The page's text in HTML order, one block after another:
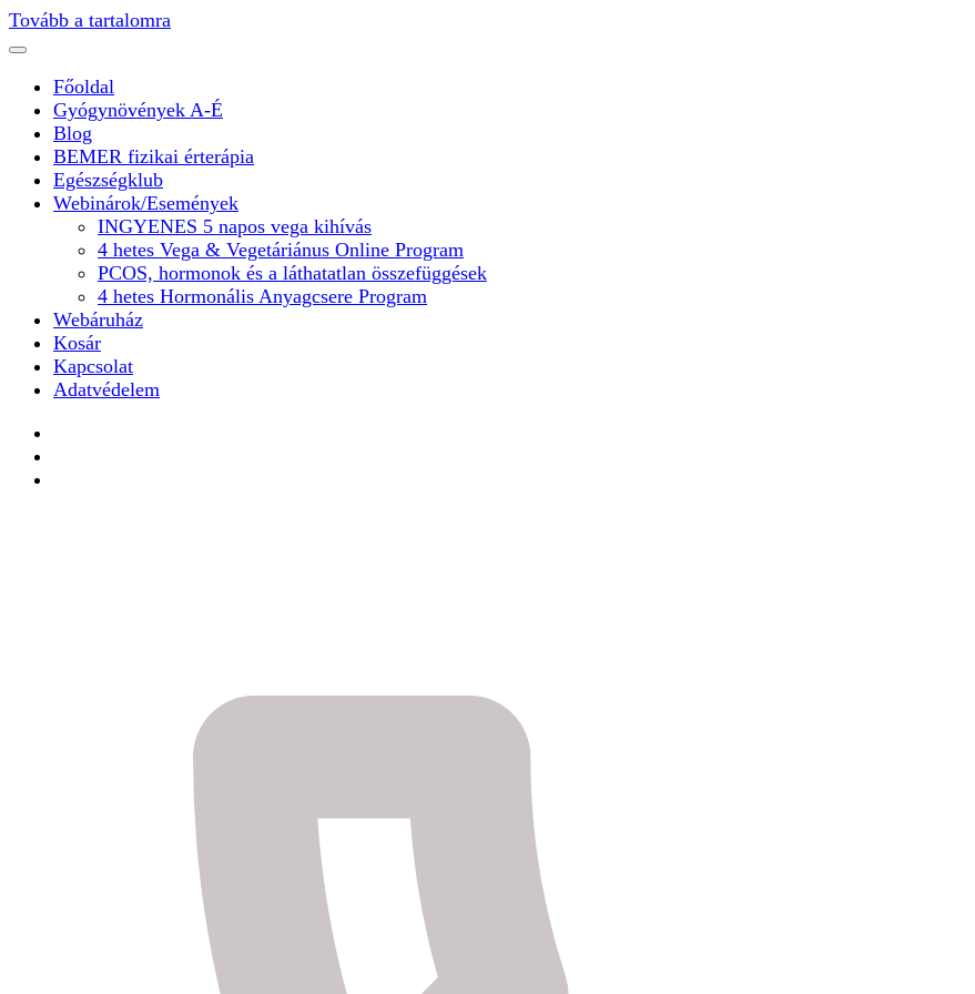
Tovább a tartalomra
Főoldal
Gyógynövények A-É
Blog
BEMER fizikai érterápia
Egészségklub
Webinárok/Események
INGYENES 5 napos vega kihívás
4 hetes Vega & Vegetáriánus Online Program
PCOS, hormonok és a láthatatlan összefüggések
4 hetes Hormonális Anyagcsere Program
Webáruház
Kosár
Kapcsolat
Adatvédelem